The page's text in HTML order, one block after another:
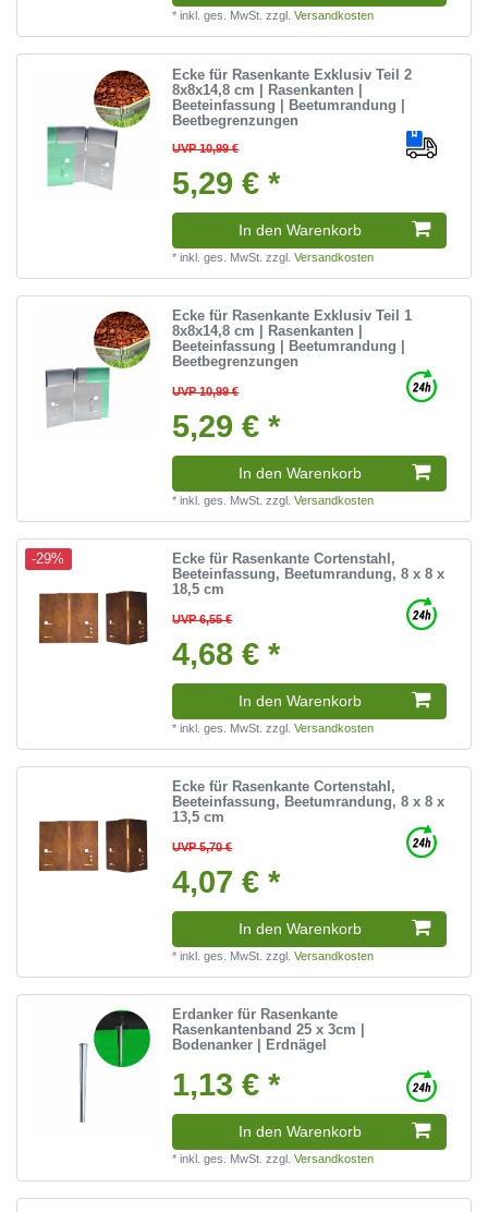
*inkl. ges. MwSt. zzgl.Versandkosten
Ecke für Rasenkante Exklusiv Teil 2
8x8x14,8 cm | Rasenkanten |
Beeteinfassung | Beetumrandung |
Beetbegrenzungen
UVP 10,99 €
5,29 € *
In den Warenkorb
*inkl. ges. MwSt. zzgl.Versandkosten
Ecke für Rasenkante Exklusiv Teil 1
8x8x14,8 cm | Rasenkanten |
Beeteinfassung | Beetumrandung |
Beetbegrenzungen
UVP 10,99 €
5,29 € *
In den Warenkorb
*inkl. ges. MwSt. zzgl.Versandkosten
-29%
Ecke für Rasenkante Cortenstahl,
Beeteinfassung, Beetumrandung, 8 x 8 x
18,5 cm
UVP 6,55 €
4,68 € *
In den Warenkorb
*inkl. ges. MwSt. zzgl.Versandkosten
Ecke für Rasenkante Cortenstahl,
Beeteinfassung, Beetumrandung, 8 x 8 x
13,5 cm
UVP 5,70 €
4,07 € *
In den Warenkorb
*inkl. ges. MwSt. zzgl.Versandkosten
Erdanker für Rasenkante
Rasenkantenband 25 x 3cm |
Bodenanker | Erdnägel
1,13 € *
In den Warenkorb
*inkl. ges. MwSt. zzgl.Versandkosten